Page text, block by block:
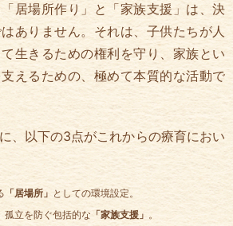
居場所作り」と「家族支援」は、決
ありません。それは、子供たちが人
生きるための権利を守り、家族とい
えるための、極めて本質的な活動で
、以下の3点がこれからの療育におい
「居場所」 としての環境設定。
孤立を防ぐ包括的な 「家族支援」 。